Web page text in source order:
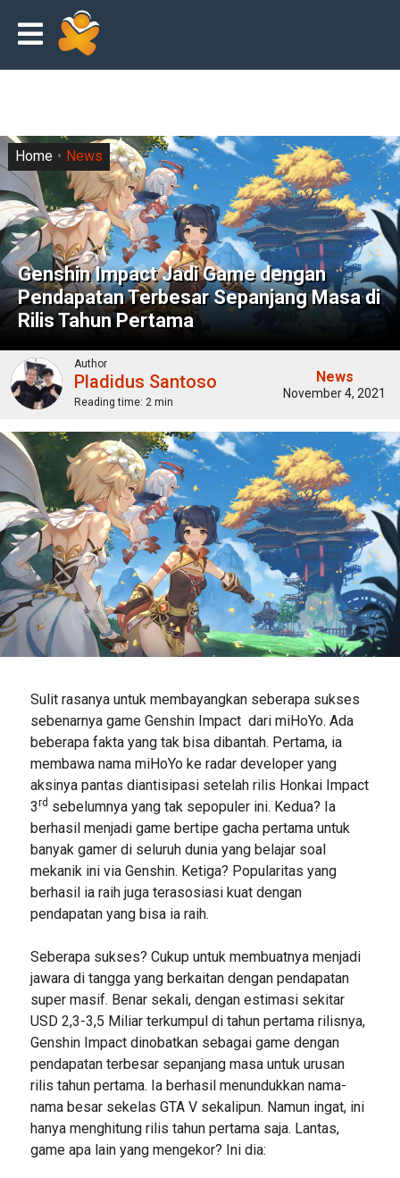
Genshin Impact Jadi Game dengan
Pendapatan Terbesar Sepanjang Masa di
Rilis Tahun Pertama
Home News
Author
Pladidus Santoso
Reading time: 2 min
News
November 4, 2021
Sulit rasanya untuk membayangkan seberapa sukses
sebenarnya game Genshin Impact dari miHoYo. Ada
beberapa fakta yang tak bisa dibantah. Pertama, ia
membawa nama miHoYo ke radar developer yang
aksinya pantas diantisipasi setelah rilis Honkai Impact
3rd sebelumnya yang tak sepopuler ini. Kedua? Ia
berhasil menjadi game bertipe gacha pertama untuk
banyak gamer di seluruh dunia yang belajar soal
mekanik ini via Genshin. Ketiga? Popularitas yang
berhasil ia raih juga terasosiasi kuat dengan
pendapatan yang bisa ia raih.
Seberapa sukses? Cukup untuk membuatnya menjadi
jawara di tangga yang berkaitan dengan pendapatan
super masif. Benar sekali, dengan estimasi sekitar
USD 2,3-3,5 Miliar terkumpul di tahun pertama rilisnya,
Genshin Impact dinobatkan sebagai game dengan
pendapatan terbesar sepanjang masa untuk urusan
rilis tahun pertama. Ia berhasil menundukkan nama-
nama besar sekelas GTA V sekalipun. Namun ingat, ini
hanya menghitung rilis tahun pertama saja. Lantas,
game apa lain yang mengekor? Ini dia: